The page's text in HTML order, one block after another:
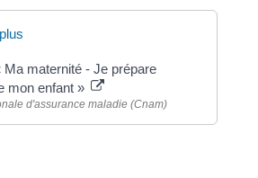
Ma maternité - Je prépare
mon enfant »
d'assurance maladie (Cnam)